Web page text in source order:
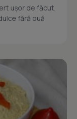
ușor de făcut,
fără ouă